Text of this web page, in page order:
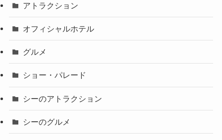
アトラクション
オフィシャルホテル
グルメ
ショー・パレード
シーのアトラクション
シーのグルメ